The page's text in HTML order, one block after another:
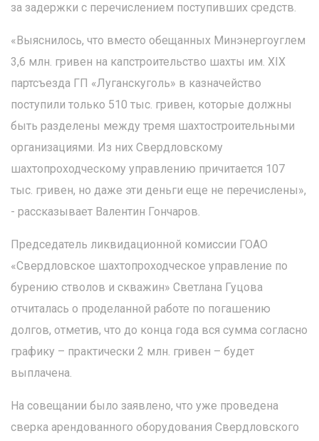
за задержки с перечислением поступивших средств.
«Выяснилось, что вместо обещанных Минэнергоуглем
3,6 млн. гривен на капстроительство шахты им. XIX
партсъезда ГП «Луганскуголь» в казначейство
поступили только 510 тыс. гривен, которые должны
быть разделены между тремя шахтостроительными
организациями. Из них Свердловскому
шахтопроходческому управлению причитается 107
тыс. гривен, но даже эти деньги еще не перечислены»,
- рассказывает Валентин Гончаров.
Председатель ликвидационной комиссии ГОАО
«Свердловское шахтопроходческое управление по
бурению стволов и скважин» Светлана Гуцова
отчиталась о проделанной работе по погашению
долгов, отметив, что до конца года вся сумма согласно
графику – практически 2 млн. гривен – будет
выплачена.
На совещании было заявлено, что уже проведена
сверка арендованного оборудования Свердловского